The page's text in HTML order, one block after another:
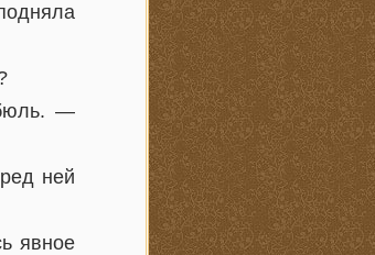
—
ней
явное